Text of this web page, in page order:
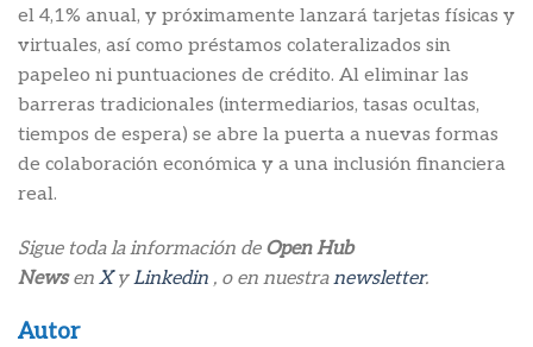
el 4,1% anual, y próximamente lanzará tarjetas físicas y
virtuales, así como préstamos colateralizados sin
papeleo ni puntuaciones de crédito. Al eliminar las
barreras tradicionales (intermediarios, tasas ocultas,
tiempos de espera) se abre la puerta a nuevas formas
de colaboración económica y a una inclusión financiera
real.
Sigue toda la información de Open Hub
Newsen XyLinkedin , o en nuestranewsletter.
Autor